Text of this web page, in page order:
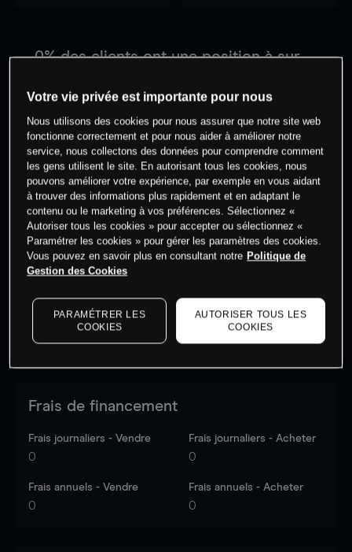
0% des clients ont une position àsur
Commencez à trader
Les prix sont indicatifs.Connectez-vouspour voir les
dernières données du marché.
Log in
to see latest
Frais de financement
Frais journaliers - Vendre
0
Frais journaliers - Acheter
0
Frais annuels - Vendre
0
Frais annuels - Acheter
0
Votre vie privée est importante pour nous
Nous utilisons des cookies pour nous assurer que notre site web
fonctionne correctement et pour nous aider à améliorer notre
service, nous collectons des données pour comprendre comment
les gens utilisent le site. En autorisant tous les cookies, nous
pouvons améliorer votre expérience, par exemple en vous aidant
à trouver des informations plus rapidement et en adaptant le
contenu ou le marketing à vos préférences. Sélectionnez «
Autoriser tous les cookies » pour accepter ou sélectionnez «
Paramétrer les cookies » pour gérer les paramètres des cookies.
Vous pouvez en savoir plus en consultant notre Politique de
Gestion des Cookies
PARAMÉTRER LES
COOKIES
AUTORISER TOUS LES
COOKIES